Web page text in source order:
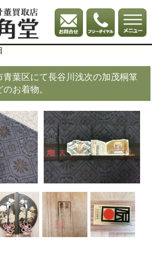
青葉区にて長谷川浅次の加茂桐箪
お着物。